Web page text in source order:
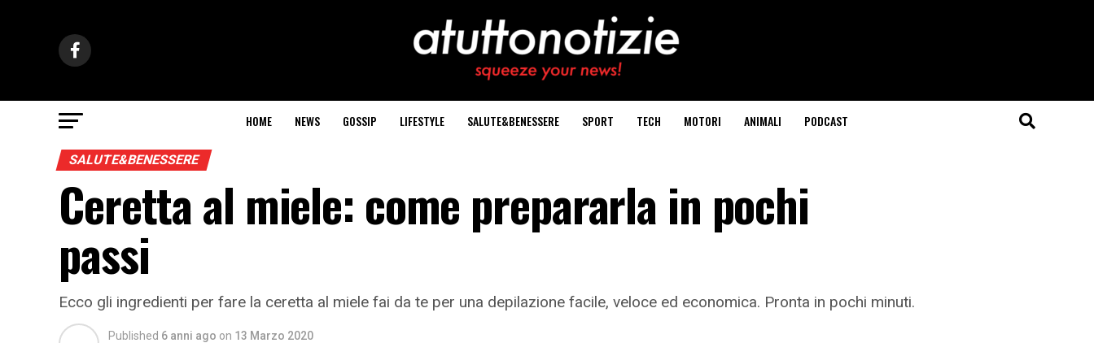
HOME NEWS GOSSIP LIFESTYLE SALUTE&BENESSERE SPORT TECH MOTORI ANIMALI PODCAST
SALUTE&BENESSERE
Ceretta al miele: come prepararla in pochi
passi
Ecco gli ingredienti per fare la ceretta al miele fai da te per una depilazione facile, veloce ed economica. Pronta in pochi minuti.
Published 6 anni ago on 13 Marzo 2020